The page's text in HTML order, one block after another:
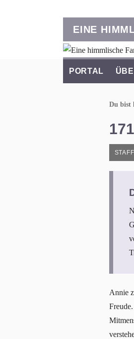
EINE
PORTAL
Du bist
Annie